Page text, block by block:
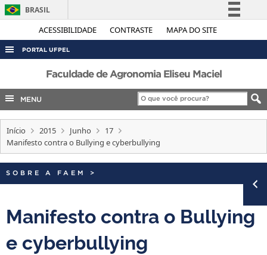
ACESSIBILIDADE CONTRASTE MAPA DO SITE
BRASIL
Simplifique!
Legislação
Canais
PORTAL UFPEL
ACESSO À INFORMAÇÃO
AUDITORIA
COBALTO
CONCURSOS
INTERNACIONAL
PORTARIAS
Faculdade de Agronomia Eliseu Maciel
MENU
Início 2015 Junho
17
Manifesto contra o Bullying e cyberbullying
SOBRE A FAEM >
Manifesto contra o Bullying
e cyberbullying